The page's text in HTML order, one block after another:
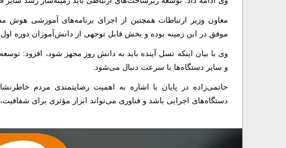
معاون وزیر ارتباطات همچنین از اجرای برنامه‌های آموزشی
موفق در این زمینه بوده و بخش قابل توجهی از دانش‌آموزان دوره
وی با بیان اینکه نسل آینده باید به دانش روز مجهز شود، افزود:
و سایر دستگاه‌ها با سرعت دنبال می‌شود.
حاتمی‌زاده در پایان با اشاره به اهمیت رضایتمندی مردم
دستگاه‌های اجرایی باشد و فناوری می‌تواند ابزار مؤثری برای